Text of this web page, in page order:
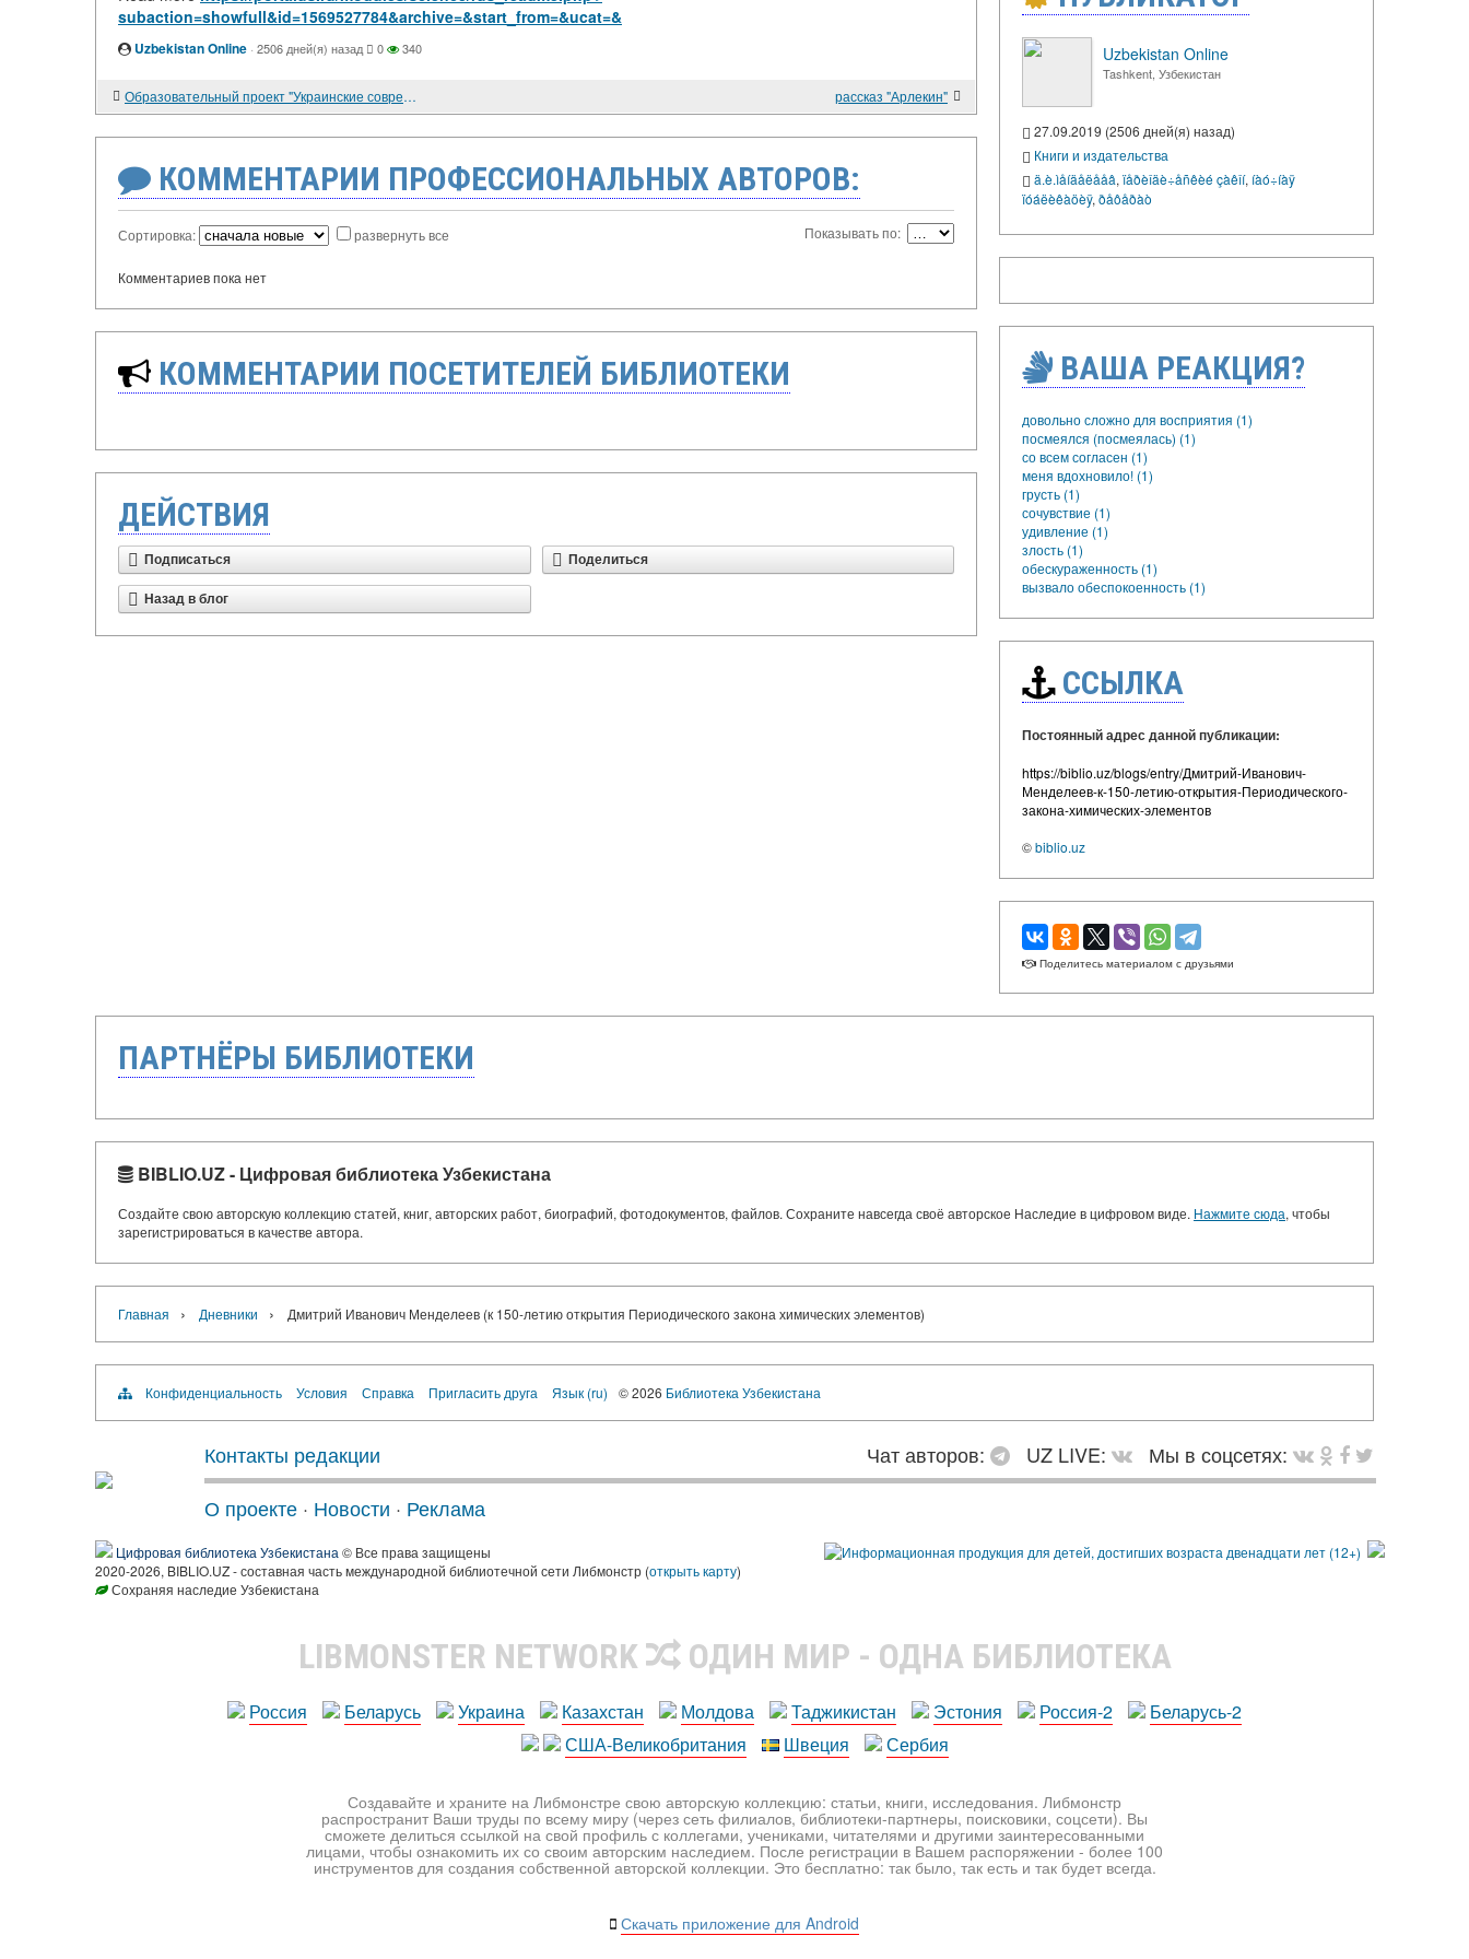
subaction=showfull&id=1569527784&archive=&start_from=&ucat=&
Uzbekistan Online · 2506 дней(я) назад 0 340
Образовательный проект "Украинские современные инженерные студии" рассказ "Арлекин"
КОММЕНТАРИИ ПРОФЕССИОНАЛЬНЫХ АВТОРОВ:
Сортировка: развернуть все Показывать по:
Комментариев пока нет
КОММЕНТАРИИ ПОСЕТИТЕЛЕЙ БИБЛИОТЕКИ
ДЕЙСТВИЯ
Подписаться Поделиться
Назад в блог
Uzbekistan Online
Tashkent, Узбекистан
27.09.2019 (2506 дней(я) назад)
Книги и издательства
ä.è.ìåíäåëååâ, ïåðèîäè÷åñêèé çàêîí, íàó÷íàÿ
ïóáëèêàöèÿ, ðåôåðàò
ВАША РЕАКЦИЯ?
довольно сложно для восприятия (1)
посмеялся (посмеялась) (1)
со всем согласен (1)
меня вдохновило! (1)
грусть (1)
сочувствие (1)
удивление (1)
злость (1)
обескураженность (1)
вызвало обеспокоенность (1)
ССЫЛКА
Постоянный адрес данной публикации:
https://biblio.uz/blogs/entry/Дмитрий-Иванович-
Менделеев-к-150-летию-открытия-Периодического-
закона-химических-элементов
©biblio.uz
Поделитесь материалом с друзьями
ПАРТНЁРЫ БИБЛИОТЕКИ
BIBLIO.UZ - Цифровая библиотека Узбекистана
Создайте свою авторскую коллекцию статей, книг, авторских работ, биографий, фотодокументов, файлов. Сохраните навсегда своё авторское Наследие в цифровом виде. Нажмите сюда, чтобы
зарегистрироваться в качестве автора.
Главная › Дневники › Дмитрий Иванович Менделеев (к 150-летию открытия Периодического закона химических элементов)
Конфиденциальность Условия Справка Пригласить друга Язык (ru) © 2026 Библиотека Узбекистана
Контакты редакции Чат авторов: UZ LIVE:
Мы в соцсетях:
О проекте · Новости · Реклама
Цифровая библиотека Узбекистана © Все права защищены
2020-2026, BIBLIO.UZ - составная часть международной библиотечной сети Либмонстр (открыть карту)
Сохраняя наследие Узбекистана
LIBMONSTER NETWORK ОДИН МИР - ОДНА БИБЛИОТЕКА
Россия Беларусь Украина Казахстан Молдова Таджикистан Эстония Россия-2
Беларусь-2
США-Великобритания
Швеция Сербия
Создавайте и храните на Либмонстре свою авторскую коллекцию: статьи, книги, исследования. Либмонстр
распространит Ваши труды по всему миру (через сеть филиалов, библиотеки-партнеры, поисковики, соцсети). Вы
сможете делиться ссылкой на свой профиль с коллегами, учениками, читателями и другими заинтересованными
лицами, чтобы ознакомить их со своим авторским наследием. После регистрации в Вашем распоряжении - более 100
инструментов для создания собственной авторской коллекции. Это бесплатно: так было, так есть и так будет всегда.
Скачать приложение для Android